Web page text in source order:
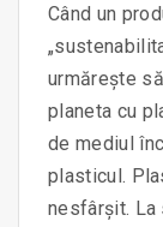
Când un
urmărește
planeta cu
de mediul
plasticul.
nesfârșit.